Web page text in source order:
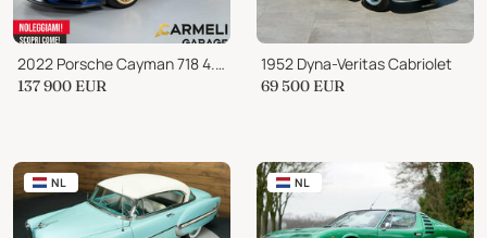
2022 Porsche Cayman 718 4.0 GT4
137 900 EUR
1952 Dyna-Veritas Cabriolet
69 500 EUR
NL NL